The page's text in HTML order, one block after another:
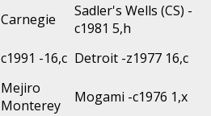
Carnegie
Sadler's Wells (CS) -
c1981 5,h
c1991 -16,c Detroit -z1977 16,c
Mejiro
Monterey
Mogami -c1976 1,x